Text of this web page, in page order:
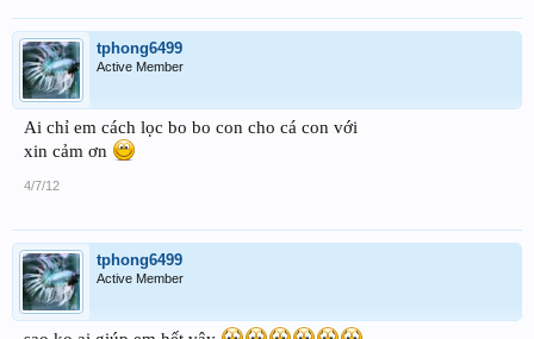
tphong6499
Active Member
Ai chỉ em cách lọc bo bo con cho cá con với
xin cảm ơn
4/7/12
tphong6499
Active Member